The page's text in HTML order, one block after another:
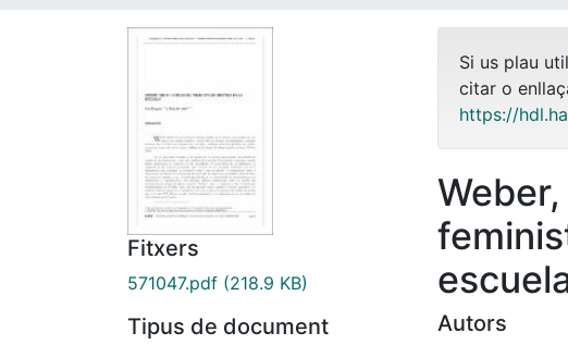
Fitxers
571047.pdf (218.9 KB)
Tipus de document
Si us plau
citar o
https://
Autors